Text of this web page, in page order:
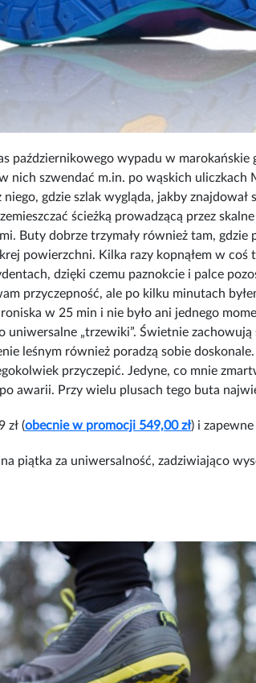
październikowego wypadu w
nich szwendać m.in. po wąskich
gdzie szlak wygląda, jakby
ścieżką prowadzącą przez
Buty dobrze trzymały również tam,
powierzchni. Kilka razy kopnąłem w coś
dzięki czemu paznokcie i palce
przyczepność, ale po kilku minutach
w 25 min i nie było ani jednego
uniwersalne „trzewiki”. Świetnie
leśnym również poradzą sobie
przyczepić. Jedyne, co mnie
awarii. Przy wielu plusach tego buta
zł (obecnie w promocji 549,00 zł) i
piątka za uniwersalność, zadziwiająco